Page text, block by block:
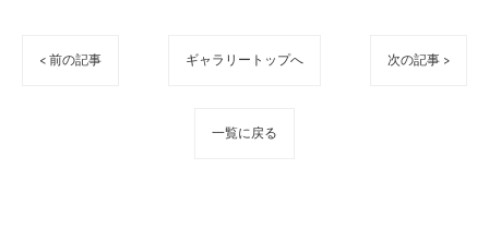
< 前の記事 ギャラリートップへ 次の記事 >
一覧に戻る